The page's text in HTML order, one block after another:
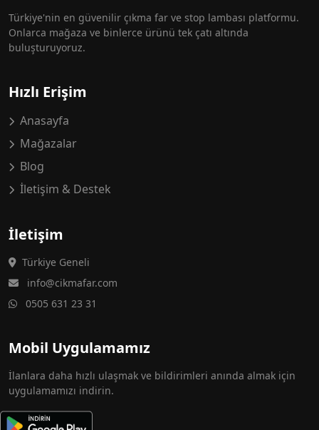
Türkiye'nin en güvenilir çıkma far ve stop lambası platformu.
Onlarca mağaza ve binlerce ürünü tek çatı altında
buluşturuyoruz.
Hızlı Erişim
Anasayfa
Mağazalar
Blog
İletişim & Destek
İletişim
Türkiye Geneli
info@cikmafar.com
0505 631 23 31
Mobil Uygulamamız
İlanlara daha hızlı ulaşmak ve bildirimleri anında almak için
uygulamamızı indirin.